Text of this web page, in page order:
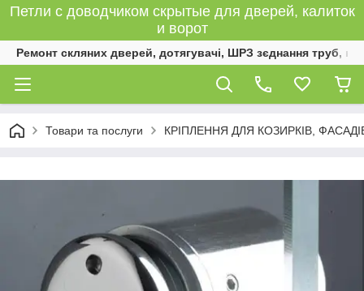
Петли с доводчиком скрытые для дверей, калиток
и ворот
Ремонт скляних дверей, дотягувачі, ШРЗ зєднання труб,
Товари та послуги КРІПЛЕННЯ ДЛЯ КОЗИРКІВ,